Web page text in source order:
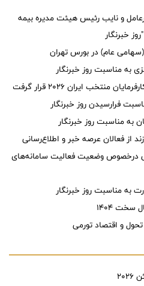
و نایب رئیس هیئت مدیره بیمه
خبرنگار
عام) در بورس تهران
به مناسبت روز خبرنگار
ایران ۲۰۲۶ قرار گرفت
فرارسیدن روز خبرنگار
به مناسبت روز خبرنگار
از فعالان عرصه خبر و اطلاع‌رسانی
درخصوص وضعیت فعالیت سامانه‌های
به مناسبت روز خبرنگار
۱۴۰۴
تحول و اقتصاد تورمی